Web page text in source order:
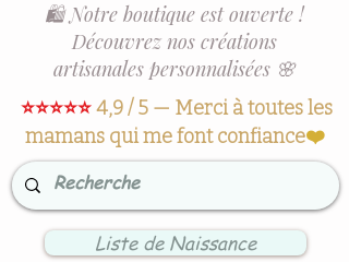
🛍️ Notre boutique est ouverte !
Découvrez nos créations
artisanales personnalisées 🌸
⭐⭐⭐⭐⭐4,9 / 5 — Merci à toutes les
mamans qui me font confiance❤️
Liste de Naissance